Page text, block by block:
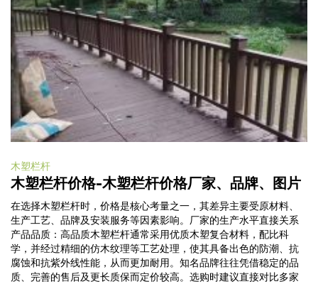
木塑栏杆
木塑栏杆价格-木塑栏杆价格厂家、品牌、图片
在选择木塑栏杆时，价格是核心考量之一，其差异主要受原材料、
生产工艺、品牌及安装服务等因素影响。厂家的生产水平直接关系
产品品质：高品质木塑栏杆通常采用优质木塑复合材料，配比科
学，并经过精细的仿木纹理等工艺处理，使其具备出色的防潮、抗
腐蚀和抗紫外线性能，从而更加耐用。知名品牌往往凭借稳定的品
质、完善的售后及更长质保而定价较高。选购时建议直接对比多家